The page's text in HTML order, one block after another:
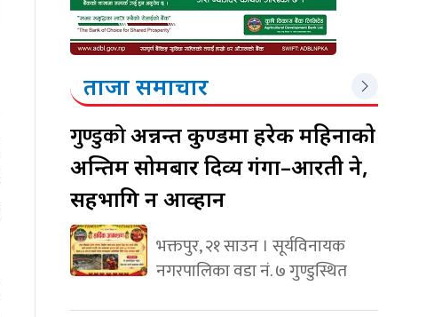
ताजा समाचार
गुण्डुकोअन्नन्त कुण्डमा हरेक महिनाको
अन्तिम सोमबार दिव्य गंगा–आरती हुने,
सहभागि हुन आव्हान
भक्तपुर, २१ साउन । सूर्यविनायक
नगरपालिका वडा नं. ७ गुण्डुस्थित